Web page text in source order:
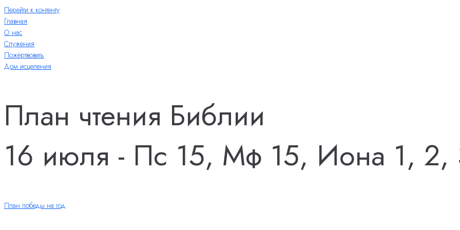
Перейти к контенту
Главная
О нас
Служения
Пожертвовать
Дом исцеления
План чтения Библии
16 июля - Пс 15, Мф 15, Иона 1, 2,
План победы на год